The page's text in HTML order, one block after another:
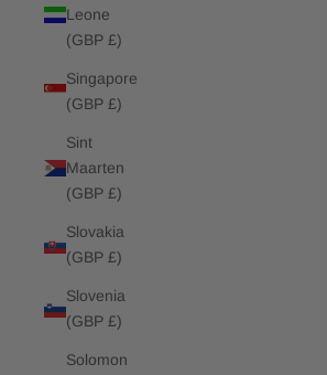
Leone
(GBP £)
Singapore
(GBP £)
Sint
Maarten
(GBP £)
Slovakia
(GBP £)
Slovenia
(GBP £)
Solomon